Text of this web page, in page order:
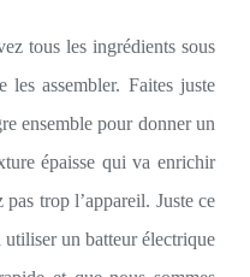
tous les ingrédients sous
assembler. Faites juste
ensemble pour donner un
épaisse qui va enrichir
trop l’appareil. Juste ce
utiliser un batteur électrique